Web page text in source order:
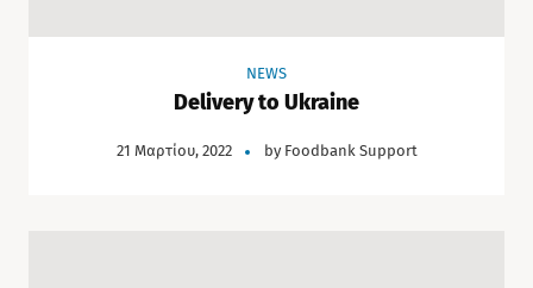
NEWS
Delivery to Ukraine
21 Μαρτίου, 2022 by Foodbank Support